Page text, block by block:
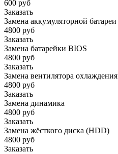
600 руб
Заказать
Замена аккумуляторной батареи
4800 руб
Заказать
Замена батарейки BIOS
4800 руб
Заказать
Замена вентилятора охлаждения
4800 руб
Заказать
Замена динамика
4800 руб
Заказать
Замена жёсткого диска (HDD)
4800 руб
Заказать